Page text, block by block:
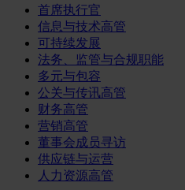
首席执行官
信息与技术高管
可持续发展
法务、监管与合规职能
多元与包容
公关与传讯高管
财务高管
营销高管
董事会成员寻访
供应链与运营
人力资源高管